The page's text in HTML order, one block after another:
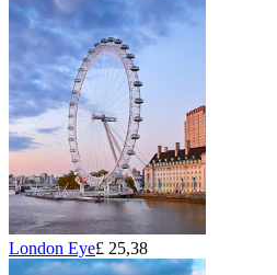
London Eye£ 25,38